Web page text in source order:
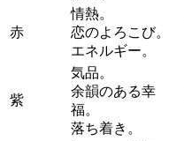
赤
情熱。
恋のよろこび。
エネルギー。
紫
気品。
余韻のある幸
福。
落ち着き。